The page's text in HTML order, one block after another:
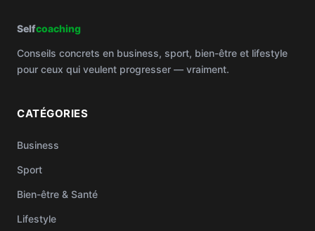
Selfcoaching
Conseils concrets en business, sport, bien-être et lifestyle
pour ceux qui veulent progresser — vraiment.
CATÉGORIES
Business
Sport
Bien-être & Santé
Lifestyle